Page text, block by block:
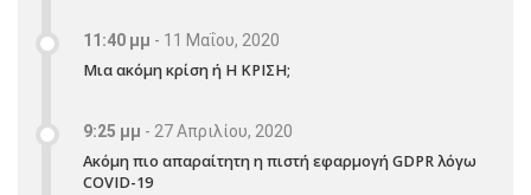
11:40 μμ - 11 Μαΐου, 2020
Μια ακόμη κρίση ή Η ΚΡΙΣΗ;
9:25 μμ - 27 Απριλίου, 2020
Ακόμη πιο απαραίτητη η πιστή εφαρμογή GDPR λόγω
COVID-19